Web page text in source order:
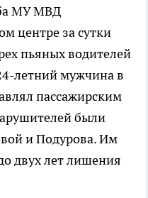
МУ МВД
центре за сутки
пьяных водителей
летний мужчина в
пассажирским
были
и Подурова. Им
двух лет лишения